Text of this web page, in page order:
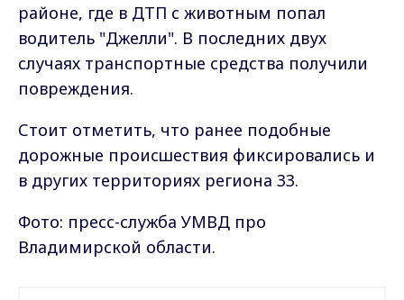
районе, где в ДТП с животным попал
водитель "Джелли". В последних двух
случаях транспортные средства получили
повреждения.
Стоит отметить, что ранее подобные
дорожные происшествия фиксировались и
в других территориях региона 33.
Фото: пресс-служба УМВД про
Владимирской области.